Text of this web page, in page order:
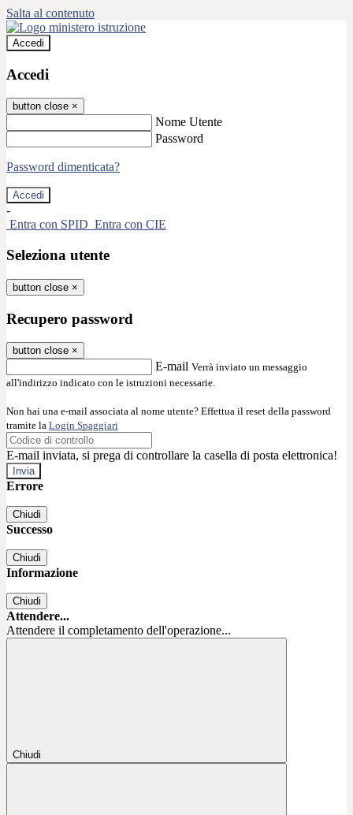
Salta al contenuto
Accedi
Accedi
button close ×
Nome Utente
Password
Password dimenticata?
-
Entra con SPID Entra con CIE
Seleziona utente
button close ×
Recupero password
button close ×
E-mail Verrà inviato un messaggio
all'indirizzo indicato con le istruzioni necessarie.
Non hai una e-mail associata al nome utente? Effettua il reset della password
tramite la Login Spaggiari
E-mail inviata, si prega di controllare la casella di posta elettronica!
Errore
Chiudi
Successo
Chiudi
Informazione
Chiudi
Attendere...
Attendere il completamento dell'operazione...
Chiudi